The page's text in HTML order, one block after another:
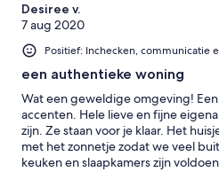
Desiree v.
7 aug 2020
Positief: Inchecken, communicatie
een authentieke woning
Wat een geweldige omgeving!
accenten. Hele lieve en fijne
zijn. Ze staan voor je klaar. Het
met het zonnetje zodat we veel
keuken en slaapkamers zijn